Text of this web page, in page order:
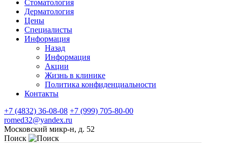
Стоматология
Дерматология
Цены
Специалисты
Информация
Назад
Информация
Акции
Жизнь в клинике
Политика конфиденциальности
Контакты
+7 (4832) 36-08-08 +7 (999) 705-80-00
romed32@yandex.ru
Московский микр-н, д. 52
Поиск